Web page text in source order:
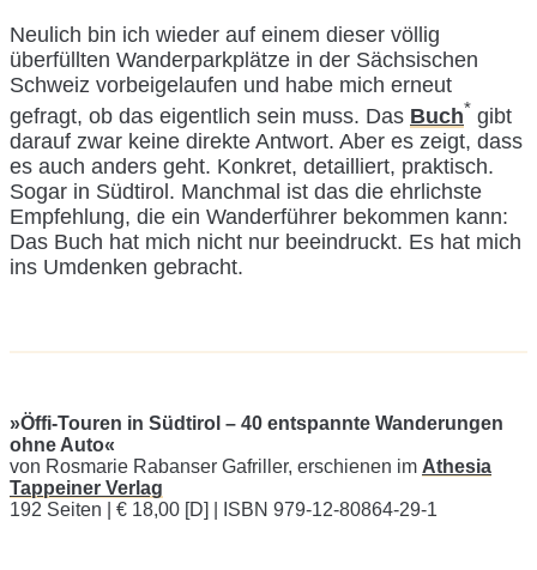
Neulich bin ich wieder auf einem dieser völlig
überfüllten Wanderparkplätze in der Sächsischen
Schweiz vorbeigelaufen und habe mich erneut
gefragt, ob das eigentlich sein muss. Das Buch* gibt
darauf zwar keine direkte Antwort. Aber es zeigt, dass
es auch anders geht. Konkret, detailliert, praktisch.
Sogar in Südtirol. Manchmal ist das die ehrlichste
Empfehlung, die ein Wanderführer bekommen kann:
Das Buch hat mich nicht nur beeindruckt. Es hat mich
ins Umdenken gebracht.
»Öffi-Touren in Südtirol – 40 entspannte Wanderungen
ohne Auto«
von Rosmarie Rabanser Gafriller, erschienen im Athesia
Tappeiner Verlag
192 Seiten | € 18,00 [D] | ISBN 979-12-80864-29-1